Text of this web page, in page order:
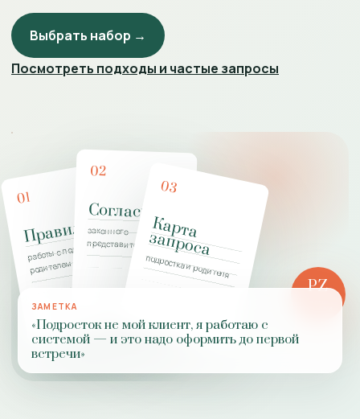
Выбрать набор →
Посмотреть подходы и частые запросы
01
Правила
работы с подростком и
родителем
02
Согласие
законного
представителя
03
К
а
р
т
а
з
а
п
р
о
с
а
подростка и родителя
PZ
ЗАМЕТКА
«Подросток не мой клиент, я работаю с
системой — и это надо оформить до первой
встречи»